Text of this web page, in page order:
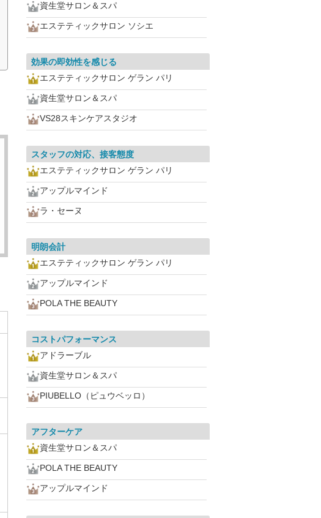
資生堂サロン＆スパ
エステティックサロン ソシエ
効果の即効性を感じる
エステティックサロン ゲラン パリ
資生堂サロン＆スパ
VS28スキンケアスタジオ
スタッフの対応、接客態度
エステティックサロン ゲラン パリ
アップルマインド
ラ・セーヌ
明朗会計
エステティックサロン ゲラン パリ
アップルマインド
POLA THE BEAUTY
コストパフォーマンス
アドラーブル
資生堂サロン＆スパ
PIUBELLO（ピュウベッロ）
アフターケア
資生堂サロン＆スパ
POLA THE BEAUTY
アップルマインド